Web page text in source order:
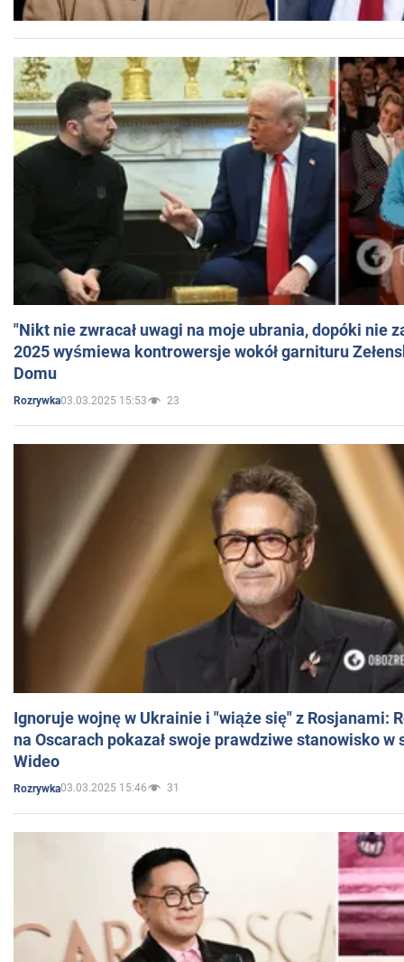
"Nikt nie zwracał uwagi na moje ubrania, dopóki nie
2025 wyśmiewa kontrowersje wokół garnituru
Domu
Rozrywka03.03.2025 15:53 23
Ignoruje wojnę w Ukrainie i "wiąże się" z Rosjanami:
na Oscarach pokazał swoje prawdziwe stanowisko w
Wideo
Rozrywka03.03.2025 15:46 31